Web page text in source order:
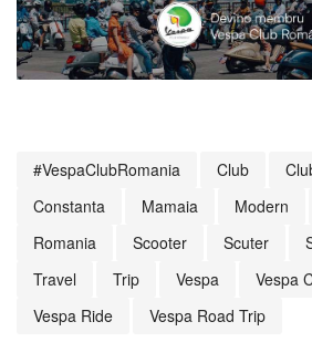
#VespaClubRomania Club
Constanta
Mamaia Modern
Romania
Scooter Scuter
Travel
Trip Vespa
Vespa
Vespa Ride
Vespa Road Trip